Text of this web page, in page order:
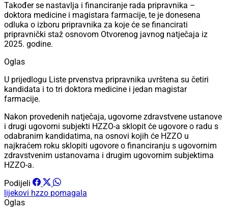
Također se nastavlja i financiranje rada pripravnika –
doktora medicine i magistara farmacije, te je donesena
odluka o izboru pripravnika za koje će se financirati
pripravnički staž osnovom Otvorenog javnog natječaja iz
2025. godine.
Oglas
U prijedlogu Liste prvenstva pripravnika uvrštena su četiri
kandidata i to tri doktora medicine i jedan magistar
farmacije.
Nakon provedenih natječaja, ugovorne zdravstvene ustanove
i drugi ugovorni subjekti HZZO-a sklopit će ugovore o radu s
odabranim kandidatima, na osnovi kojih će HZZO u
najkraćem roku sklopiti ugovore o financiranju s ugovornim
zdravstvenim ustanovama i drugim ugovornim subjektima
HZZO-a.
Podijeli
lijekovi hzzo pomagala
Oglas